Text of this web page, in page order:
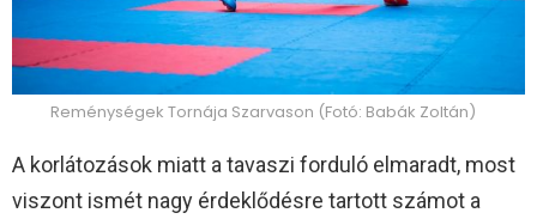
Reménységek Tornája Szarvason (Fotó: Babák Zoltán)
A korlátozások miatt a tavaszi forduló elmaradt, most
viszont ismét nagy érdeklődésre tartott számot a